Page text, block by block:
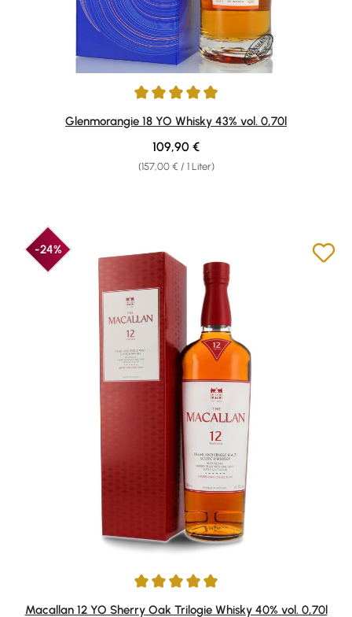
Durchschnittliche Bewertung von 4.9 von 5 Sternen
Glenmorangie 18 YO Whisky 43% vol. 0,70l
(157,00 € / 1 Liter)
Regulärer Preis:
109,90 €
-24%
Durchschnittliche Bewertung von 4.91 von 5 Sternen
Macallan 12 YO Sherry Oak Trilogie Whisky 40% vol. 0,70l